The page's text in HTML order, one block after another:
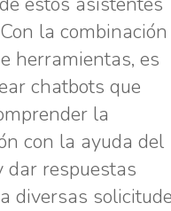
la combinación
herramientas, es
chatbots que
la
con la ayuda del
dar respuestas
diversas